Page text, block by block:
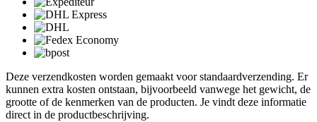
Deze verzendkosten worden gemaakt voor standaardverzending. Er
kunnen extra kosten ontstaan, bijvoorbeeld vanwege het gewicht, de
grootte of de kenmerken van de producten. Je vindt deze informatie
direct in de productbeschrijving.